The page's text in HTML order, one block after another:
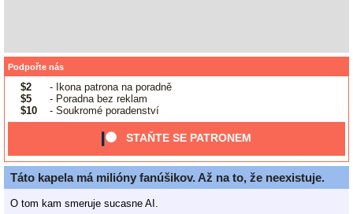
Podpořte nás
$2
- Ikona patrona na poradně
$5
- Poradna bez reklam
$10
- Soukromé poradenství
STAŇTE SE PATRONEM
Táto kapela má milióny fanúšikov. Až na to, že neexistuje.
O tom kam smeruje sucasne AI.